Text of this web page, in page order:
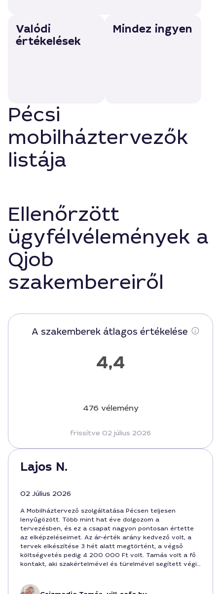
Valódi
értékelések
Mindez ingyen
Pécsi
mobilháztervezők
listája
Ellenőrzött
ügyfélvélemények a
Qjob
szakembereiről
A szakemberek átlagos értékelése
4,4
476 vélemény
frissítve 02 július 2026
Lajos N.
02 Július 2026
A Mobilháztervező szolgáltatása Pécsen teljesen
lenyűgözött. Több mint hat éve dolgozom a
tervezésben, és ez a csapat nagyon pontosan értette
az elképzeléseimet. Az ár-érték arány kedvező volt, a
tervek elkészítése 3 hét alatt megtörtént, a végső
költségvetés pedig 4 200 000 Ft volt. Tamás volt a fő
kontakt, aki szakértelmével és türelmével segített végig